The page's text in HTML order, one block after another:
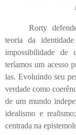
Rorty
teoria da
impossibilidade de
teríamos um acesso
las. Evoluindo seu
verdade como
de um mundo
idealismo e
centrada na